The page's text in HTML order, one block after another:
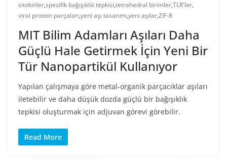
sitokinler,spesifik bağışıklık tepkisi,tetrahedral birimler,TLR'ler,
viral protein parçaları,yeni aşı tasarımı,yeni aşılar,ZIF-8
MIT Bilim Adamları Aşıları Daha
Güçlü Hale Getirmek İçin Yeni Bir
Tür Nanopartikül Kullanıyor
Yapılan çalışmaya göre metal-organik parçacıklar aşıları
iletebilir ve daha düşük dozda güçlü bir bağışıklık
tepkisi oluşturmak için adjuvan görevi görebilir.
Read More